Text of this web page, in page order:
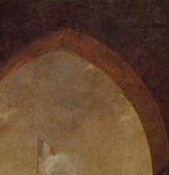
es parte
Los
de la